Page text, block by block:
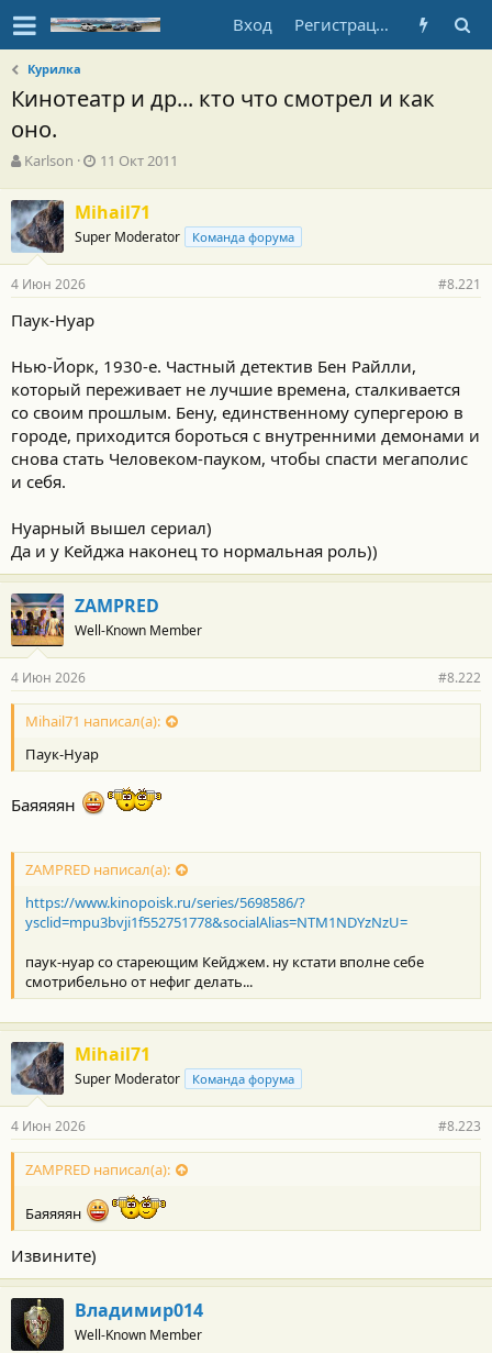
Вход Регистрация
Курилка
Кинотеатр и др... кто что смотрел и как
оно.
А
т
о
р
т
е
м
ы
Karlson
Д
а
н
а
11 Окт 2011
Mihail71
Super Moderator Команда форума
4 Июн 2026 #8.221
Паук-Нуар
Нью-Йорк, 1930-е. Частный детектив Бен Райлли,
который переживает не лучшие времена, сталкивается
со своим прошлым. Бену, единственному супергерою в
городе, приходится бороться с внутренними демонами и
снова стать Человеком-пауком, чтобы спасти мегаполис
и себя.
Нуарный вышел сериал)
Да и у Кейджа наконец то нормальная роль))
ZAMPRED
Well-Known Member
4 Июн 2026 #8.222
Mihail71 написал(а):
Паук-Нуар
Баяяяян
ZAMPRED написал(а):
https://www.kinopoisk.ru/series/5698586/?
ysclid=mpu3bvji1f552751778&socialAlias=NTM1NDYzNzU=
паук-нуар со стареющим Кейджем. ну кстати вполне себе
смотрибельно от нефиг делать...
Mihail71
Super Moderator Команда форума
4 Июн 2026 #8.223
ZAMPRED написал(а):
Баяяяян
Извините)
Владимир014
Well-Known Member